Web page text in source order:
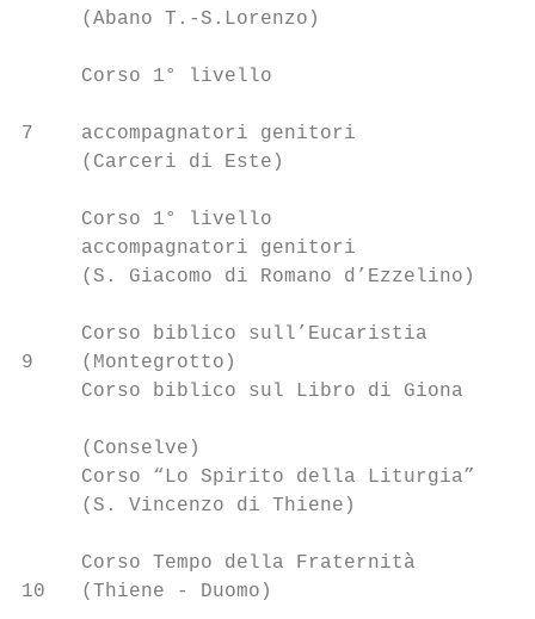
     (Abano T.-S.Lorenzo)
Corso 1° livello
7    accompagnatori genitori             24
(Carceri di Este)
Corso 1° livello
accompagnatori genitori
(S. Giacomo di Romano d’Ezzelino)
     Corso biblico sull’Eucaristia
9    (Montegrotto)
Corso biblico sul Libro di Giona
(Conselve)
Corso “Lo Spirito della Liturgia”
(S. Vincenzo di Thiene)
     Corso Tempo della Fraternità
10   (Thiene - Duomo)